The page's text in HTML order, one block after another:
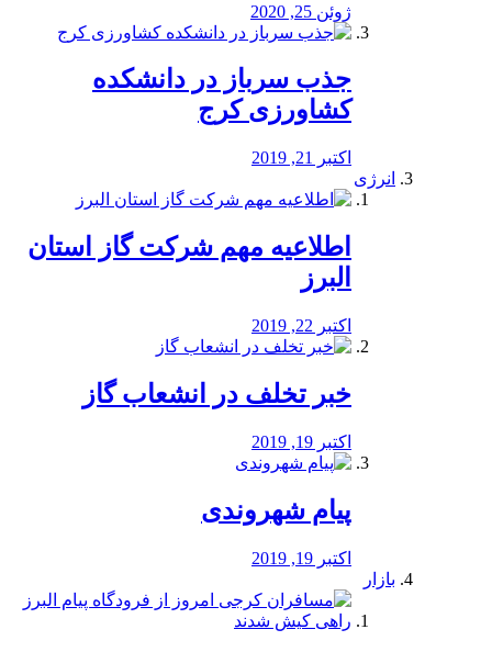
ژوئن 25, 2020
جذب سرباز در دانشکده
کشاورزی کرج
اکتبر 21, 2019
انرژی
️اطلاعیه مهم شرکت گاز استان
البرز
اکتبر 22, 2019
خبر تخلف در انشعاب گاز
اکتبر 19, 2019
پیام شهروندی
اکتبر 19, 2019
بازار